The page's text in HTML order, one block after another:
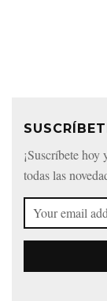
¡Suscríbete
todas las